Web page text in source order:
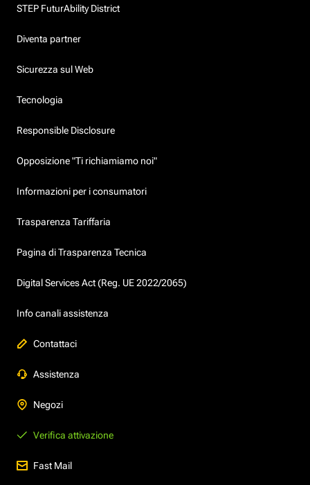
STEP FuturAbility District
Diventa partner
Sicurezza sul Web
Tecnologia
Responsible Disclosure
Opposizione "Ti richiamiamo noi"
Informazioni per i consumatori
Trasparenza Tariffaria
Pagina di Trasparenza Tecnica
Digital Services Act (Reg. UE 2022/2065)
Info canali assistenza
Contattaci
Assistenza
Negozi
Verifica attivazione
Fast Mail